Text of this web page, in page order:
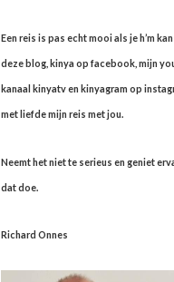
Een reis is pas echt mooi als je h’m
deze blog, kinya op facebook, mijn
kanaal kinyatv en kinyagram op
met liefde mijn reis met jou.
Neemt het niet te serieus en geniet
dat doe.
Richard Onnes